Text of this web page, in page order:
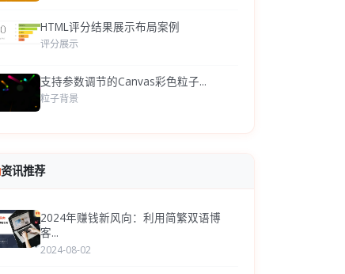
HTML评分结果展示布局案例
评分展示
支持参数调节的Canvas彩色粒子...
粒子背景
资讯推荐
2024年赚钱新风向：利用简繁双语博
客...
2024-08-02